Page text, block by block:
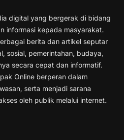
digital yang bergerak di bidang
informasi kepada masyarakat.
berita dan artikel seputar
sosial, pemerintahan, budaya,
secara cepat dan informatif.
Online berperan dalam
serta menjadi sarana
oleh publik melalui internet.